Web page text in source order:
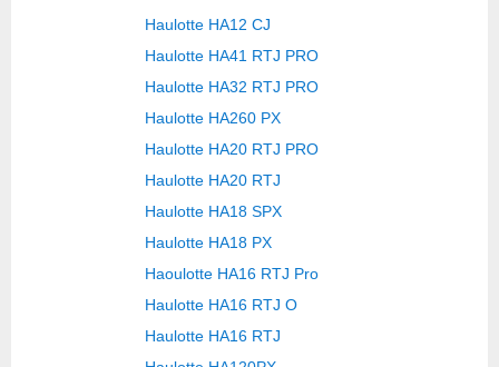
Haulotte HA12 CJ
Haulotte HA41 RTJ PRO
Haulotte HA32 RTJ PRO
Haulotte HA260 PX
Haulotte HA20 RTJ PRO
Haulotte HA20 RTJ
Haulotte HA18 SPX
Haulotte HA18 PX
Haoulotte HA16 RTJ Pro
Haulotte HA16 RTJ O
Haulotte HA16 RTJ